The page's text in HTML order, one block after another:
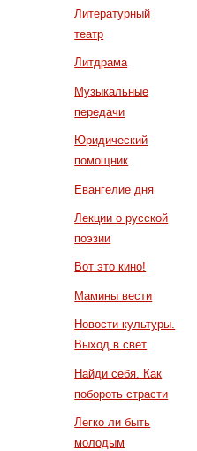
Литературный
театр
Литдрама
Музыкальные
передачи
Юридический
помощник
Евангелие дня
Лекции о русской
поэзии
Вот это кино!
Мамины вести
Новости культуры.
Выход в свет
Найди себя. Как
побороть страсти
Легко ли быть
молодым